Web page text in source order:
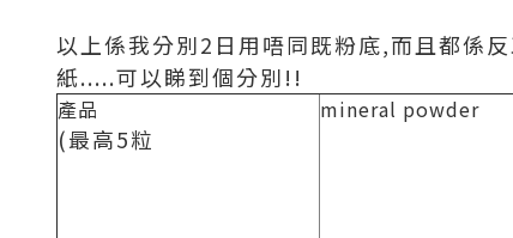
以上係我分別2日用唔同既粉底,而且都係
紙.....可以睇到個分別!!
產品
(最高5粒
mineral powder